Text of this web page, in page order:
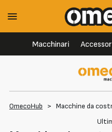
Macchinari
OmecoHub > Macchine da